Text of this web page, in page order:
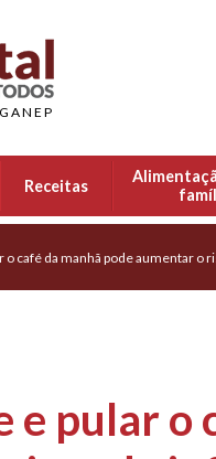
Receitas
o café da manhã pode aumentar o
e pular o